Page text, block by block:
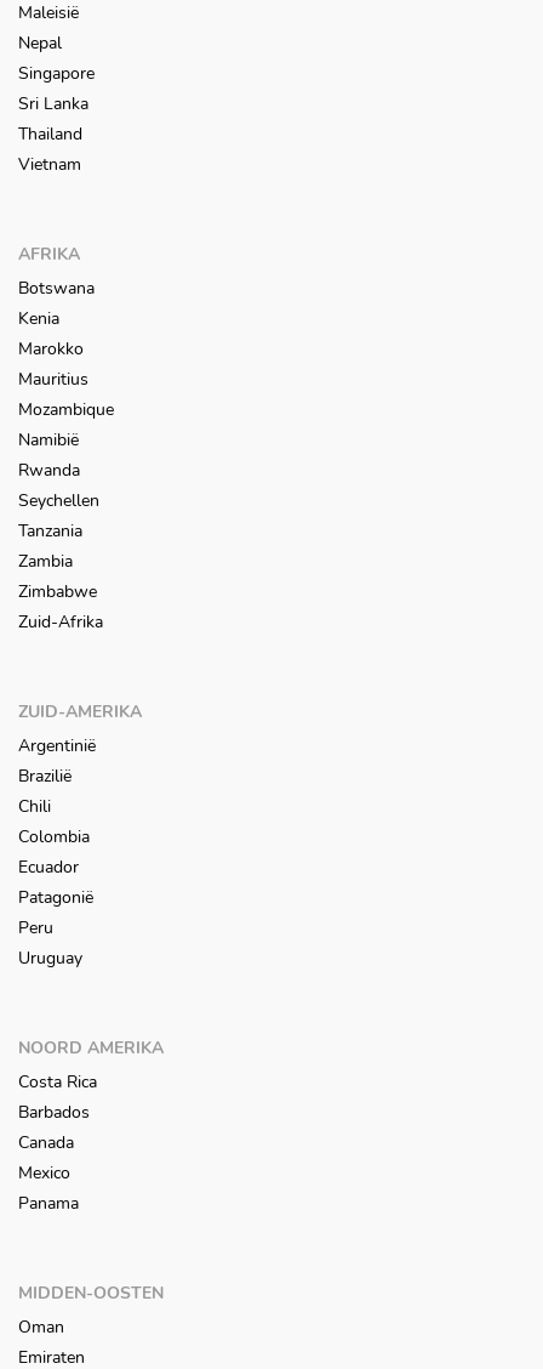
Maleisië
Nepal
Singapore
Sri Lanka
Thailand
Vietnam
AFRIKA
Botswana
Kenia
Marokko
Mauritius
Mozambique
Namibië
Rwanda
Seychellen
Tanzania
Zambia
Zimbabwe
Zuid-Afrika
ZUID-AMERIKA
Argentinië
Brazilië
Chili
Colombia
Ecuador
Patagonië
Peru
Uruguay
NOORD AMERIKA
Costa Rica
Barbados
Canada
Mexico
Panama
MIDDEN-OOSTEN
Oman
Emiraten